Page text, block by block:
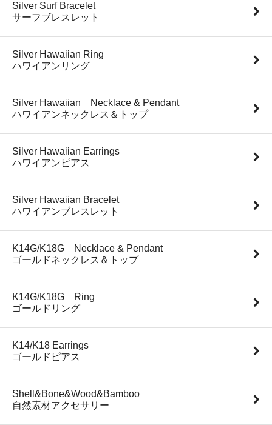
Silver Surf Bracelet
サーフブレスレット
Silver Hawaiian Ring
ハワイアンリング
Silver Hawaiian Necklace & Pendant
ハワイアンネックレス＆トップ
Silver Hawaiian Earrings
ハワイアンピアス
Silver Hawaiian Bracelet
ハワイアンブレスレット
K14G/K18G Necklace & Pendant
ゴールドネックレス＆トップ
K14G/K18G Ring
ゴールドリング
K14/K18 Earrings
ゴールドピアス
Shell&Bone&Wood&Bamboo
自然素材アクセサリー